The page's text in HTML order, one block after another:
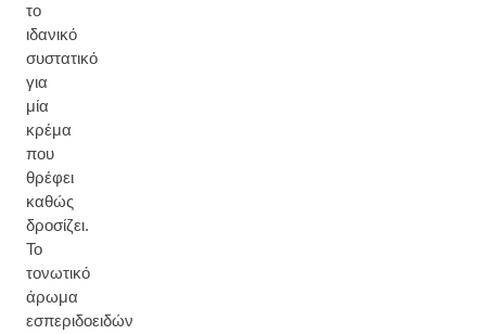
το
ιδανικό
συστατικό
για
μία
κρέμα
που
θρέφει
καθώς
δροσίζει.
Το
τονωτικό
άρωμα
εσπεριδοειδών